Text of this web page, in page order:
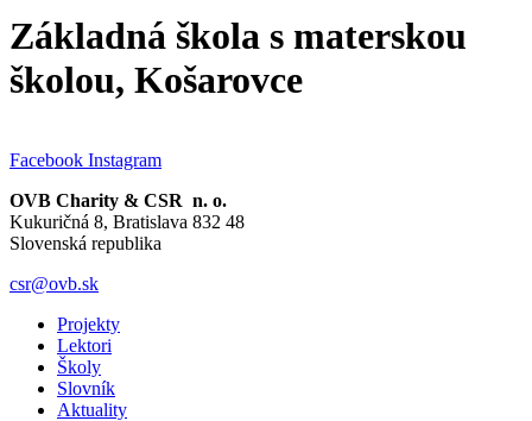
Základná škola s materskou
školou, Košarovce
Facebook Instagram
OVB Charity & CSR n. o.
Kukuričná 8, Bratislava 832 48
Slovenská republika
csr@ovb.sk
Projekty
Lektori
Školy
Slovník
Aktuality